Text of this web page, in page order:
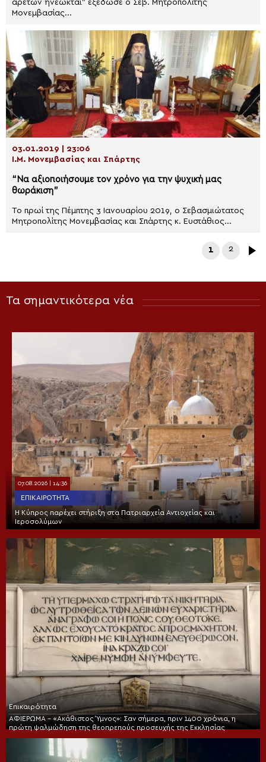
αρετών ηνέωκται” εξέδωσε ο Σεβ. Μητροπολίτης
Μονεμβασίας...
03.01.2019 | 23:06
Ι.Μ. Μονεμβασίας και Σπάρτης
“Να αξιοποιήσουμε τον χρόνο για την ψυχική μας
θωράκιση”
Το πρωί της Πέμπτης 3 Ιανουαρίου 2019, ο Σεβασμιώτατος
Μητροπολίτης Μονεμβασίας και Σπάρτης κ. Ευστάθιος...
1 2
Τα σημαντικότερα νέα
07.08.2026 | 14:36
ΕΠΙΚΑΙΡΌΤΗΤΑ
Η Κύπρος παρέχει στήριξη στα Πατριαρχεία Αντιοχείας και
Ιεροσολύμων
Επικαιρότητα
ΑΦΙΕΡΩΜΑ – «Ακάθιστος Ύμνος»: Σαν σήμερα, πριν 1400 χρόνια, η
πρώτη ψαλμώδηση της θεοπρεπούς προσευχής της Εκκλησίας